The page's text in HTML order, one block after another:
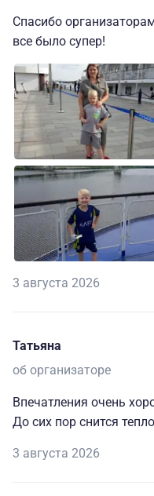
Спасибо
все было супер!
3 августа 2026
Татьяна
об организаторе
Впечатления очень
До сих пор снится
3 августа 2026